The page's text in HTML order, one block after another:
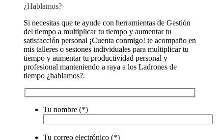
¿Hablamos?
Si necesitas que te ayude con herramientas de Gestión
del tiempo a multiplicar tu tiempo y aumentar tu
satisfacción personal ¡Cuenta conmigo! te acompaño en
mis talleres o sesiones individuales para multiplicar tu
tiempo y aumentar tu productividad personal y
profesional manteniendo a raya a los Ladrones de
tiempo ¿hablamos?.
Tu nombre (*)
favor,
Tu correo electrónico (*)